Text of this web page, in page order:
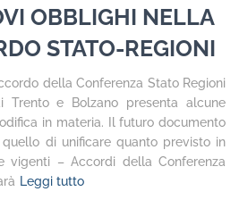
OBBLIGHI NELLA
STATO-REGIONI
della Conferenza Stato Regioni
Trento e Bolzano presenta alcune
in materia. Il futuro documento
di unificare quanto previsto in
vigenti – Accordi della Conferenza
Leggi tutto